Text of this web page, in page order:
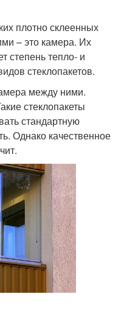
плотно склеенных
– это камера. Их
степень тепло- и
стеклопакетов.
между ними.
стеклопакеты
стандартную
Однако качественное